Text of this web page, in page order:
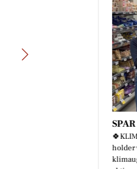
SPAR Skejby
🍀KLIMAUGE -
holder vores
klimauge. Her